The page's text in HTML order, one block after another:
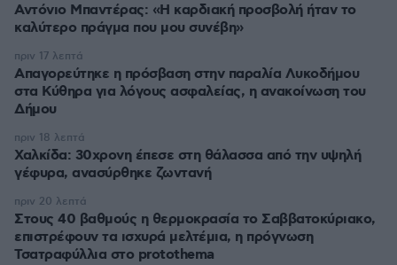
Αντόνιο Μπαντέρας: «Η καρδιακή προσβολή ήταν το
καλύτερο πράγμα που μου συνέβη»
Απαγορεύτηκε η πρόσβαση στην παραλία Λυκοδήμου
στα Κύθηρα για λόγους ασφαλείας, η ανακοίνωση του
Δήμου
πριν 17 λεπτά
Χαλκίδα: 30χρονη έπεσε στη θάλασσα από την υψηλή
γέφυρα, ανασύρθηκε ζωντανή
πριν 18 λεπτά
Στους 40 βαθμούς η θερμοκρασία το Σαββατοκύριακο,
επιστρέφουν τα ισχυρά μελτέμια, η πρόγνωση
Τσατραφύλλια στο protothema
πριν 20 λεπτά